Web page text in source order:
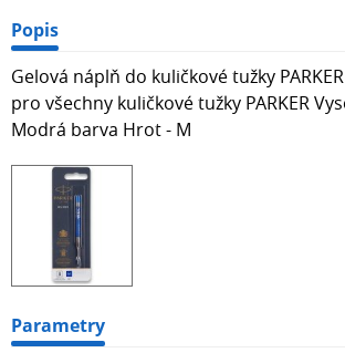
Popis
Gelová náplň do kuličkové tužky
pro všechny kuličkové tužky PARKER
Modrá barva Hrot - M
Parametry